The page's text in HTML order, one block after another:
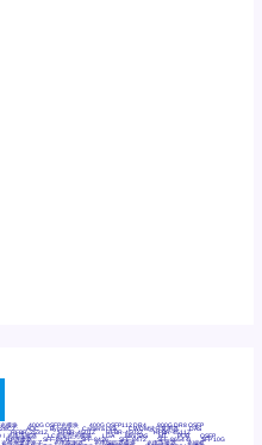
模块 400G OSFP光模块 400G QSFP112 DR4 800G DR8 OSFP
AOC Bypass Camera Link CWDM波分复用器 DAS
HFBR-2531Z HFBR-4501Z HFBR-4503Z HFBR-4511Z
光电连接器 LC超短型光模块 LGA Mini SAS MT POB QSFP
RP连接器 SFF-8431 SFF-8436 SFF-8472 SFF-8654 4i SFP 10G
光模块笼子座子 光电探测器 光电编码器模块 光电连接器 光端机